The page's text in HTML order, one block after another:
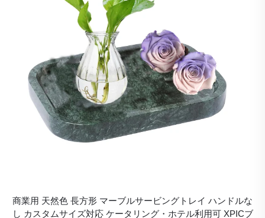
商業用 天然色 長方形 マーブルサービングトレイ ハンドルな
し カスタムサイズ対応 ケータリング・ホテル利用可 XPICブ